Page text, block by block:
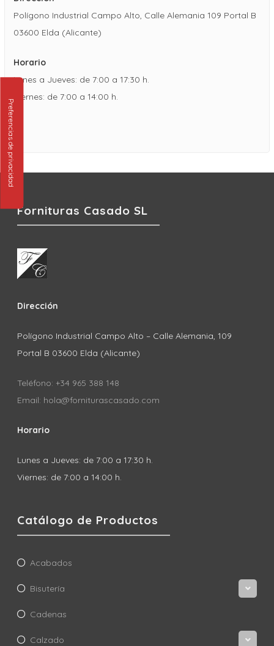
Polígono Industrial Campo Alto, Calle Alemania 109 Portal B
03600 Elda (Alicante)
Horario
Lunes a Jueves: de 7:00 a 17:30 h.
Viernes: de 7:00 a 14:00 h.
Fornituras Casado SL
Dirección
Polígono Industrial Campo Alto – Calle Alemania, 109
Portal B 03600 Elda (Alicante)
Teléfono: +34 965 388 148
Email: hola@forniturascasado.com
Horario
Lunes a Jueves: de 7:00 a 17:30 h.
Viernes: de 7:00 a 14:00 h.
Catálogo de Productos
Acabados
Bisutería
Cadenas
Calzado